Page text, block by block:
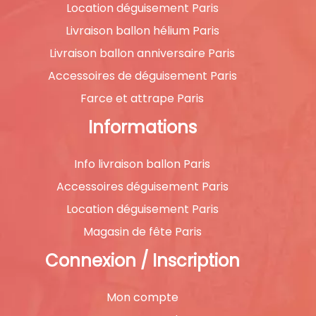
produit
Location déguisement Paris
Livraison ballon hélium Paris
Livraison ballon anniversaire Paris
Accessoires de déguisement Paris
Farce et attrape Paris
Informations
Info livraison ballon Paris
Accessoires déguisement Paris
Location déguisement Paris
Magasin de fête Paris
Connexion / Inscription
Mon compte